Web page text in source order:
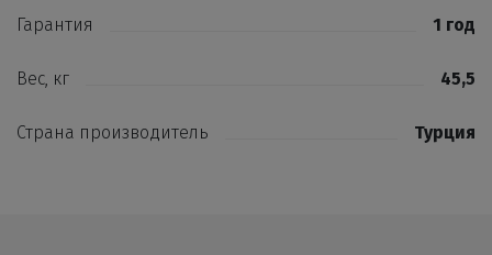
Гарантия 1 год
Вес, кг 45,5
Страна производитель Турция